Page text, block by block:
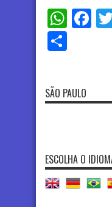
SÃO PAULO
ESCOLHA O